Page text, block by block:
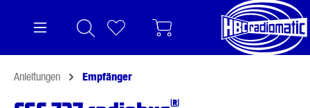
Anleitungen Empfänger